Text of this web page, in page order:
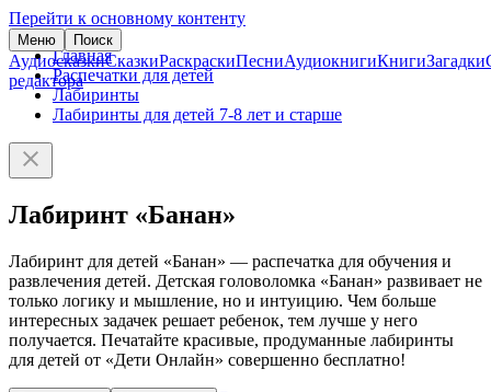
Перейти к основному контенту
Меню Поиск
АудиосказкиСказкиРаскраскиПесниАудиокнигиКнигиЗагадки
редактора
Главная
Распечатки для детей
Лабиринты
Лабиринты для детей 7-8 лет и старше
Лабиринт «Банан»
Лабиринт для детей «Банан» — распечатка для обучения и
развлечения детей. Детская головоломка «Банан» развивает не
только логику и мышление, но и интуицию. Чем больше
интересных задачек решает ребенок, тем лучше у него
получается. Печатайте красивые, продуманные лабиринты
для детей от «Дети Онлайн» совершенно бесплатно!